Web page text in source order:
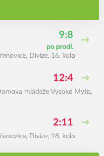
9:8
po prodl.
, Divize, 16. kolo
12:4
mládeže Vysoké Mýto,
2:11
, Divize, 18. kolo